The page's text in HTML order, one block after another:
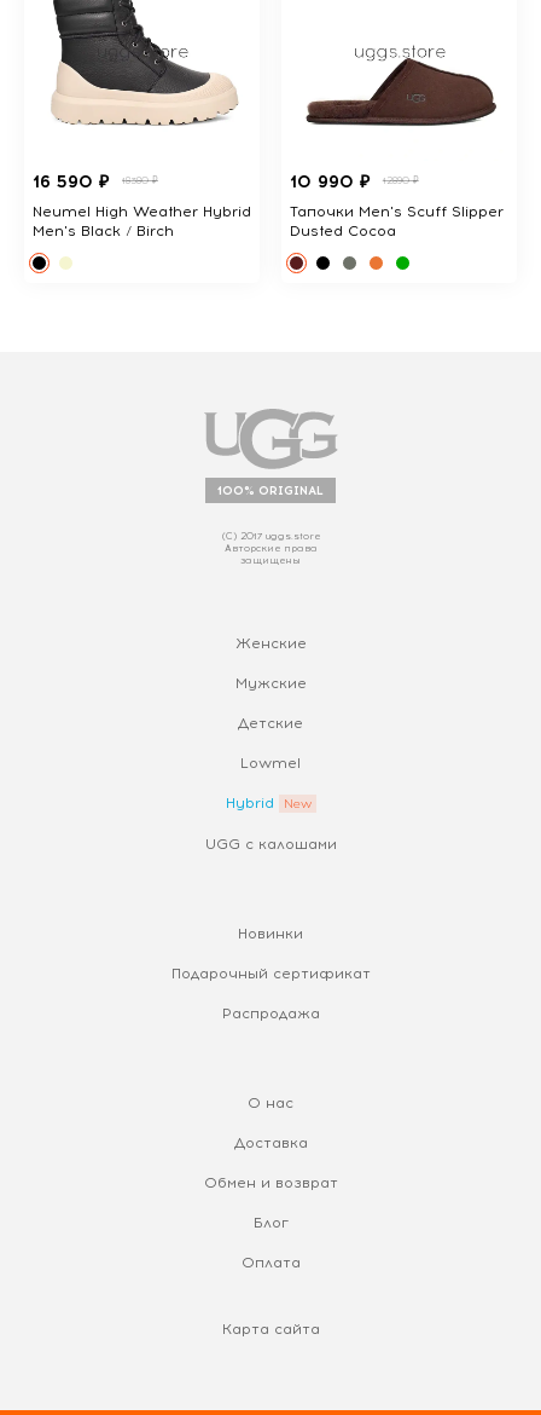
16 590 ₽ 18380 ₽
Neumel High Weather Hybrid
Men's Black / Birch
10 990 ₽ 12890 ₽
Тапочки Men's Scuff Slipper
Dusted Cocoa
100% ORIGINAL
(С) 2017 uggs.store
Авторские права
защищены
Женские
Мужские
Детские
Lowmel
Hybrid
UGG с калошами
Новинки
Подарочный сертификат
Распродажа
О нас
Доставка
Обмен и возврат
Блог
Оплата
Карта сайта